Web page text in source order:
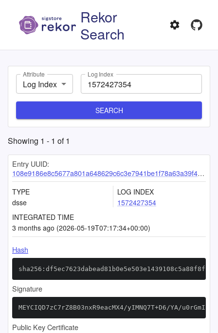
Rekor
Search
Attribute
Log Index
Log Index
SEARCH
Showing 1 - 1 of1
Entry UUID:
108e9186e8c5677a801a648629c6c3e7941be1f78a63a39f4d960a549999657c4a09802c30f66397
TYPE
dsse
LOG INDEX
1572427354
INTEGRATED TIME
3 months ago (2026-05-19T07:17:34+00:00)
Hash
Signature
MEYCIQD7zC7rZ8B03nxR9eacMX4/yIMNQ7T+D6/YA/
Public Key Certificate